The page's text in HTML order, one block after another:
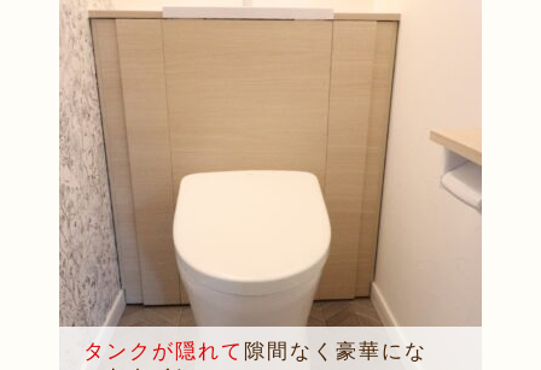
タンクが隠れて 隙間なく豪華にな